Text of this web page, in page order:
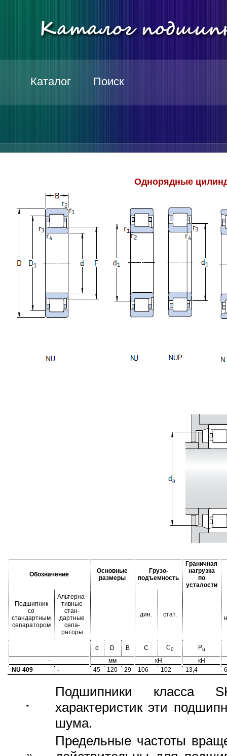
Каталог Поиск
Однорядные
Обозначение
Основные
размеры
Грузо-
подъемность
Граничная
нагрузка
по
усталости
Подшипник
со
стандартным
сепаратором
Альтерна-
тивные
стан-
дартные
сепа-
раторы
дин. стат.
d D B C C0 Pu
- мм кН
кН
NU 409
- 45 120 29 106 102 13,4
*
Подшипники класса
характеристик эти
шума.
Предельные частоты